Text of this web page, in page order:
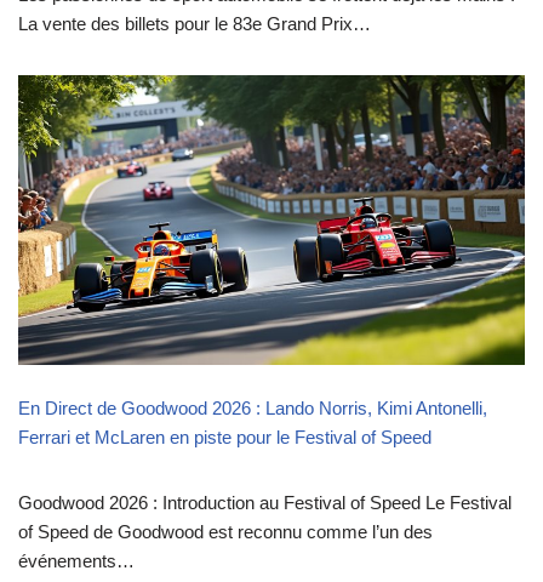
La vente des billets pour le 83e Grand Prix…
En Direct de Goodwood 2026 : Lando Norris, Kimi Antonelli,
Ferrari et McLaren en piste pour le Festival of Speed
Goodwood 2026 : Introduction au Festival of Speed Le Festival
of Speed de Goodwood est reconnu comme l’un des
événements…